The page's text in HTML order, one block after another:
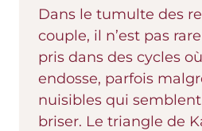
Dans le tumulte des
couple, il n’est pas
pris dans des cycles
endosse, parfois
nuisibles qui
briser. Le triangle de